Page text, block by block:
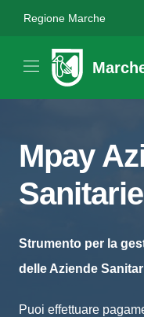
Regione Marche
Mpay
Sanitarie
Strumento per la
delle Aziende
Puoi effettuare